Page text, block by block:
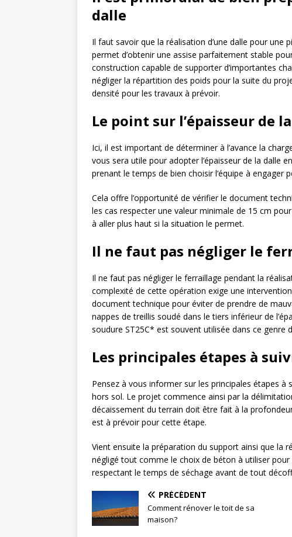
dalle
Il faut savoir que la réalisation d’une dalle pour une
permet d’obtenir une assise parfaitement stable
construction capable de supporter d’importantes
négliger la répartition des poids pour la suite du
densité pour les travaux à prévoir.
Le point sur l’épaisseur de
Ici, il est important de déterminer à l’avance la
vous sera utile pour adopter l’épaisseur de la dalle
prenant le temps de bien choisir l’équipe à engager
Cela offre l’opportunité de vérifier le document
les cas respecter une valeur minimale de 15 cm
à aller plus haut si la situation le permet.
Il ne faut pas négliger le
Il ne faut pas négliger le ferraillage pendant la
complexité de cette opération exige une
document technique pour éviter de prendre de
nappes de treillis soudé dans le tiers inférieur de
soudure ST25C* est souvent utilisée dans ce genre
Les principales étapes à
Pensez à vous informer sur les principales étapes
hors sol. Le projet commence ainsi par la
décaissement du terrain doit être fait à la
est à prévoir pour cette étape.
Vient ensuite la préparation du support ainsi que la
négligé tout comme le choix de béton à utiliser pour
respectant le temps de séchage avant de tout
PRÉCÉDENT
Comment rénover le toit de sa
maison?